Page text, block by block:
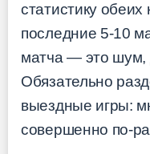
статистику
последние 5-10
матча — это шум,
Обязательно
выездные игры:
совершенно по-